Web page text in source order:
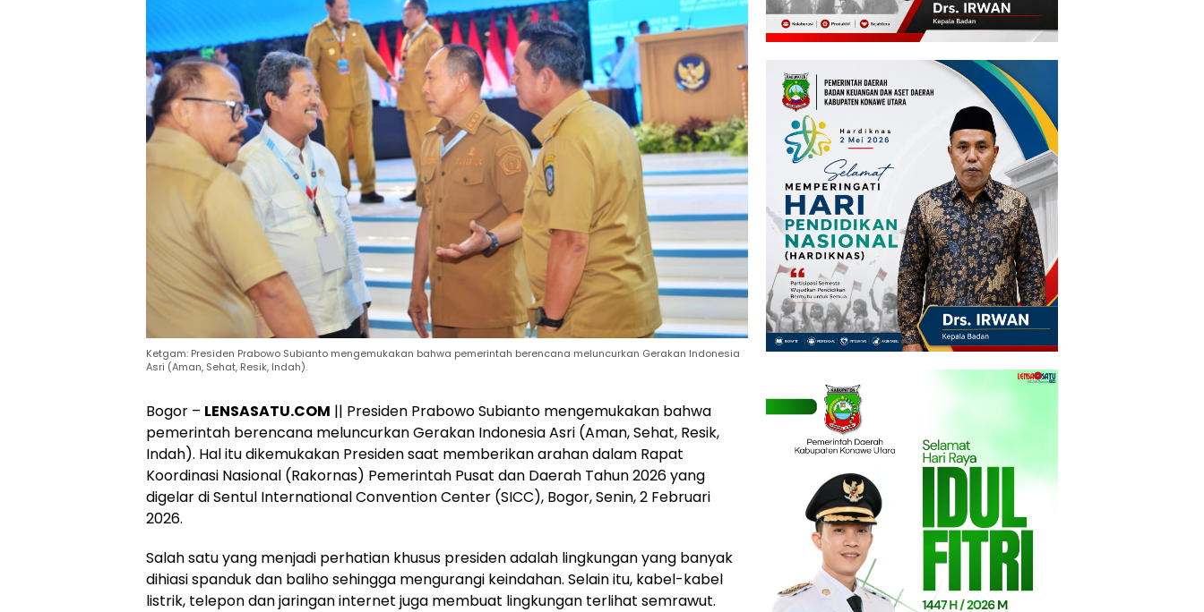
Ketgam: Presiden Prabowo Subianto mengemukakan bahwa pemerintah berencana meluncurkan Gerakan Indonesia
Asri (Aman, Sehat, Resik, Indah).
Bogor – LENSASATU.COM || Presiden Prabowo Subianto mengemukakan bahwa
pemerintah berencana meluncurkan Gerakan Indonesia Asri (Aman, Sehat, Resik,
Indah). Hal itu dikemukakan Presiden saat memberikan arahan dalam Rapat
Koordinasi Nasional (Rakornas) Pemerintah Pusat dan Daerah Tahun 2026 yang
digelar di Sentul International Convention Center (SICC), Bogor, Senin, 2 Februari
2026.
Salah satu yang menjadi perhatian khusus presiden adalah lingkungan yang banyak
dihiasi spanduk dan baliho sehingga mengurangi keindahan. Selain itu, kabel-kabel
listrik, telepon dan jaringan internet juga membuat lingkungan terlihat semrawut.